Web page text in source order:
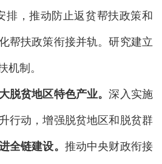
排，推动防止返贫帮扶政策和
帮扶政策衔接并轨。研究建立
机制。
脱贫地区特色产业。深入实施
行动，增强脱贫地区和脱贫群
全链建设。 推动中央财政衔接